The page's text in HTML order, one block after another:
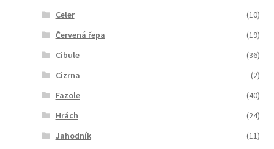
Celer
(10)
Červená řepa
(19)
Cibule
(36)
Cizrna
(2)
Fazole
(40)
Hrách
(24)
Jahodník
(11)